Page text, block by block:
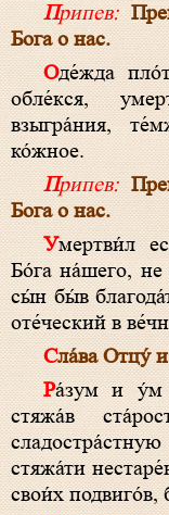
Припев:
Бога о нас.
Оде́жда пло́ти твоея́ ри́за ко́жна, в ню́ же
обле́кся,
взыгра́ния,
ко́жное.
Припев:
Бога о нас.
Умертви́л еси́ по́хоть плотску́ю, бы́в ча́до
Бо́га на́шего,
сы́н бы́в
оте́ческий в
Сла́ва Отцу́
Ра́зум и у́м сво́й украси́л еси́ от ю́ности,
стяжа́в
стяжа́ти
свои́х подвиго́в,